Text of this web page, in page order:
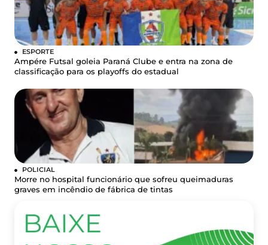
ESPORTE
Ampére Futsal goleia Paraná Clube e entra na zona de
classificação para os playoffs do estadual
POLICIAL
Morre no hospital funcionário que sofreu queimaduras
graves em incêndio de fábrica de tintas